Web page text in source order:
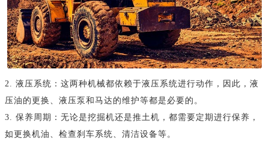
2. 液压系统：这两种机械都依赖于液压系统进行动作，因此，液
压油的更换、液压泵和马达的维护等都是必要的。
3. 保养周期：无论是挖掘机还是推土机，都需要定期进行保养，
如更换机油、检查刹车系统、清洁设备等。